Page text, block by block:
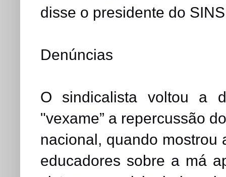
disse o presidente do
Denúncias
O sindicalista voltou a
"vexame” a repercussão
nacional, quando mostrou
educadores sobre a má